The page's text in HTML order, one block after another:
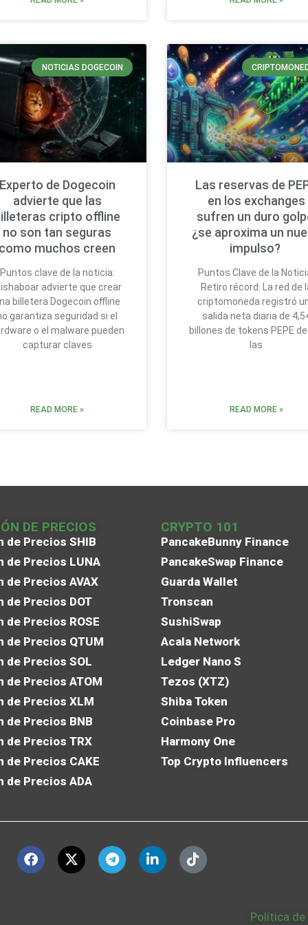
NOTICIAS DOGECOIN
de Dogecoin
advierte que las
cripto offline
no son tan seguras
muchos creen
Puntos clave de la noticia:
advierte que crear
billetera Dogecoin offline
garantiza seguridad si el
o el malware pueden
capturar claves
READ MORE »
Las reservas de
en los exchanges
sufren un duro
¿se aproxima un
impulso?
Puntos Clave de la
Retiro récord: La red de
criptomoneda registró
salida neta diaria de
billones de tokens PEPE
las
READ MORE »
DE PRECIOS
de Precios SHIB
de Precios LUNA
de Precios AVAX
de Precios DOT
de Precios ROSE
de Precios QTUM
de Precios SOL
de Precios ATOM
de Precios XLM
de Precios BNB
de Precios TRX
de Precios CAKE
de Precios ADA
CRYPTO 101
PancakeBunny Finance
PancakeSwap Finance
Guarda Wallet
Tronscan
SushiSwap
Acala Network
Ledger Nano S
Tezos (XTZ)
Shiba Token
Coinbase Pro
Harmony One
Top Crypto Influencers
Política de